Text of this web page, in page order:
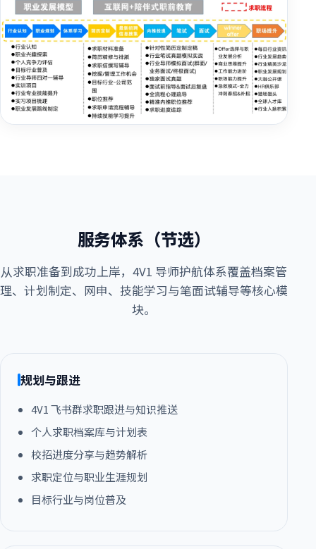
服务体系（节选）
从求职准备到成功上岸，4V1 导师护航体系覆盖档案管
理、计划制定、网申、技能学习与笔面试辅导等核心模
块。
规划与跟进
4V1 飞书群求职跟进与知识推送
个人求职档案库与计划表
校招进度分享与趋势解析
求职定位与职业生涯规划
目标行业与岗位普及